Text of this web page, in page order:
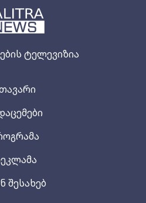
ტელევიზია
შესახებ